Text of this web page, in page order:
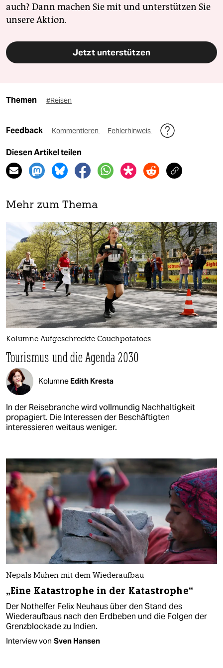
auch? Dann machen Sie mit und unterstützen Sie
unsere Aktion.
Jetzt unterstützen
Themen #Reisen
Feedback Kommentieren Fehlerhinweis
Diesen Artikel teilen
Mehr zum Thema
Kolumne Aufgeschreckte Couchpotatoes
Tourismus und die Agenda 2030
Kolumne Edith Kresta
In der Reisebranche wird vollmundig Nachhaltigkeit
propagiert. Die Interessen der Beschäftigten
interessieren weitaus weniger.
Nepals Mühen mit dem Wiederaufbau
„Eine Katastrophe in der Katastrophe“
Der Nothelfer Felix Neuhaus über den Stand des
Wiederaufbaus nach den Erdbeben und die Folgen der
Grenzblockade zu Indien.
Interview von Sven Hansen